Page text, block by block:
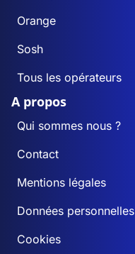
Orange
Sosh
Tous les opérateurs
A propos
Qui sommes nous ?
Contact
Mentions légales
Données personnelles
Cookies